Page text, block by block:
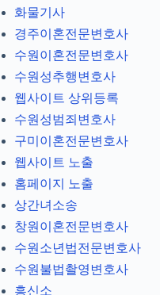
화물기사
경주이혼전문변호사
수원이혼전문변호사
수원성추행변호사
웹사이트 상위등록
수원성범죄변호사
구미이혼전문변호사
웹사이트 노출
홈페이지 노출
상간녀소송
창원이혼전문변호사
수원소년법전문변호사
수원불법촬영변호사
흥신소